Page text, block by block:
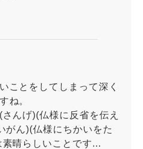
ことをしてしまって深く
ね。
んげ)(仏様に反省を伝え
がん)(仏様にちかいをた
晴らしいことです...